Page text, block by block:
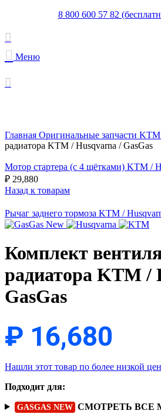
8 800 600 57 82
Меню
Главная Оригинальные запчасти KTM
радиатора KTM / Husqvarna / GasGas
Мотор стартера (с 4 щётками) KTM /
₽ 29,880
Назад к товарам
Рычаг заднего тормоза KTM /
Комплект
радиатора KTM /
GasGas
₽ 16,680
Нашли этот товар по более низкой
Подходит для:
GASGAS NEW СМОТРЕТЬ ВСЕ